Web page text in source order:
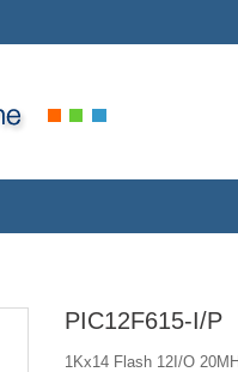
PIC12F615-I/P
1Kx14 Flash 12I/O